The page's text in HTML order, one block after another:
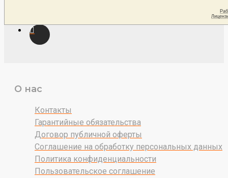
О нас
Контакты
Гарантийные обязательства
Договор публичной оферты
Соглашение на обработку персональных данных
Политика конфиденциальности
Пользовательское соглашение